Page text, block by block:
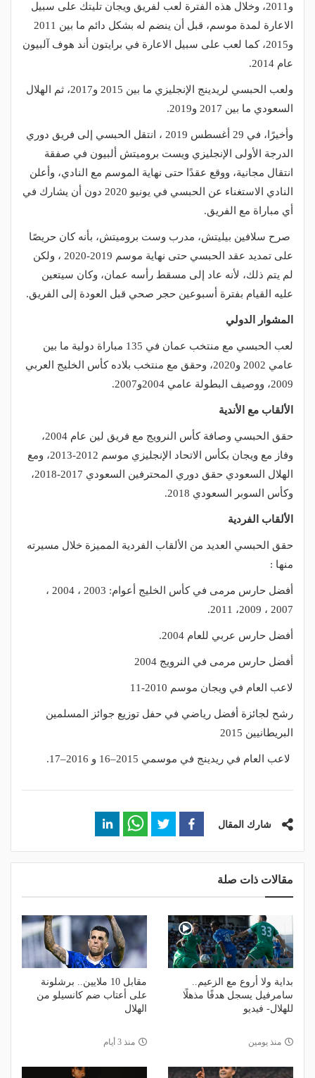
و2011، وخلال هذه الفترة لعب لفريق ويجان تليتك على سبيل
الاعارة لمدة موسم، قبل أن ينضم له بشكل دائم ما بين 2011
و2015، كما لعب على سبيل الاعارة في برايتون أند هوف آلبيون
عام 2014.
ولعب الحبسي لريدينج الإنجليزي ما بين 2015 و2017، ثم الهلال
السعودي ما بين 2017 و2019.
وأخيرًا، في 29 أغسطس 2019 ، انتقل الحبسي إلى فريق دوري
الدرجة الأولى الإنجليزي ويست بروميتش ألبيون في صفقة
انتقال مجانية، ووقع عقدًا حتى نهاية الموسم مع النادي، وأعلن
النادي الاستغناء عن الحبسي في يونيو 2020 دون أن يشارك في
أي مباراة مع الفريق.
صرح سلافين بيليتش، مدرب وست بروميتش، بأنه كان حريصًا
على تمديد عقد الحبسي حتى نهاية موسم 2019-2020 ، ولكن
لم يتم ذلك، لأنه عاد إلى مسقط رأسه عمان، وكان سيتعين
عليه القيام بفترة أسبوعين حجر صحي قبل العودة إلى الفريق.
المشوار الدولي
لعب الحبسي مع منتخب عمان في 135 مباراة دولية ما بين
عامي 2002 و2020، وحقق مع منتخب بلاده كأس الخليج العربي
2009، ووصيف البطولة عامي 2004و2007.
الألقاب مع الأندية
حقق الحبسي وصافة كأس النرويج مع فريق لين عام 2004،
وفاز مع ويجان بكأس الاتحاد الإنجليزي موسم 2012-2013، ومع
الهلال السعودي حقق دوري المحترفين السعودي 2017-2018،
وكأس السوبر السعودي 2018.
الألقاب الفردية
حقق الحبسي العديد من الألقاب الفردية المميزة خلال مسيرته
منها :
أفضل حارس مرمى في كأس الخليج أعوام: 2003 ، 2004 ،
2007 ، 2009، 2011.
أفضل حارس عربي للعام 2004.
أفضل حارس مرمى في النرويج 2004
لاعب العام في ويجان موسم 2010-11
رشح لجائزة أفضل رياضي في حفل توزيع جوائز المسلمين
البريطانيين 2015
لاعب العام في ريدينج في موسمي 2015–16 و 2016–17.
شارك المقال
مقالات ذات صلة
بداية ولا أروع مع الزعيم..
سامرفيل يسجل هدفًا مذهلًا
للهلال- فيديو
منذ يومين
مقابل 10 ملايين.. برشلونة
على أعتاب ضم كانسيلو من
الهلال
منذ 3 أيام